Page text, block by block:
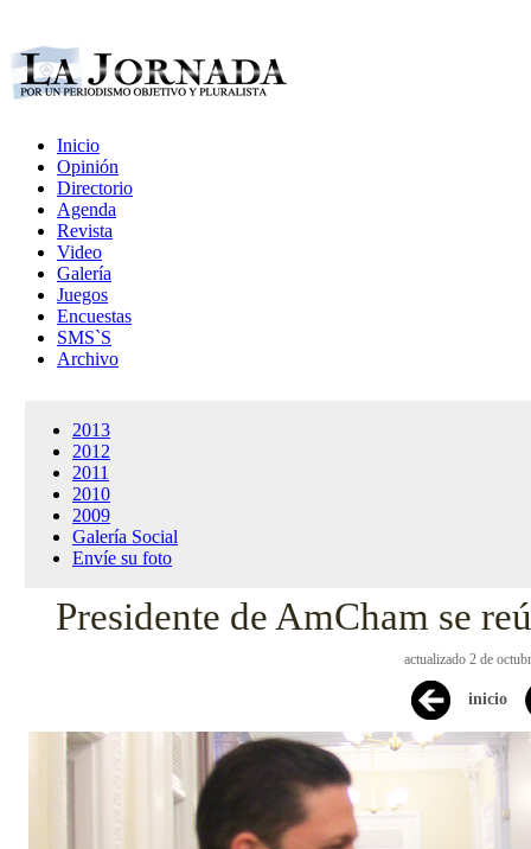
Inicio
Opinión
Directorio
Agenda
Revista
Video
Galería
Juegos
Encuestas
SMS`S
Archivo
2013
2012
2011
2010
2009
Galería Social
Envíe su foto
Presidente de AmCham se
actualizado 2 de
inicio